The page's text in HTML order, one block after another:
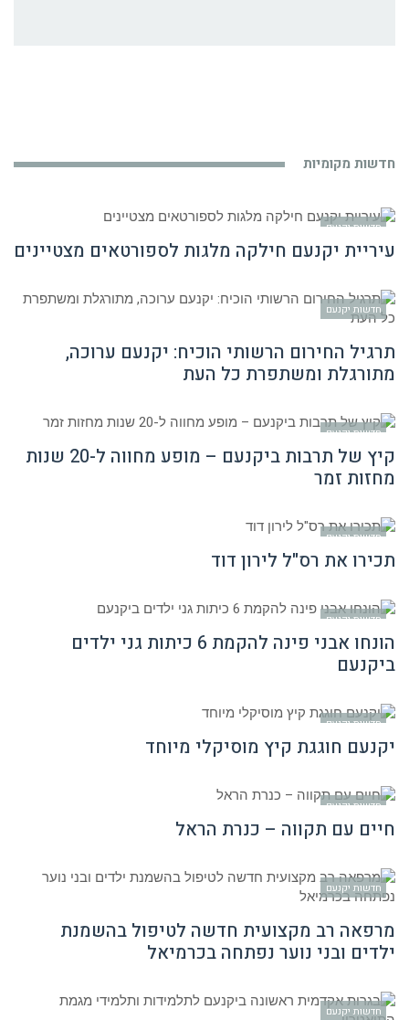
חדשות מקומיות
חדשות יקנעם
עיריית יקנעם חילקה מלגות לספורטאים מצטיינים
חדשות יקנעם
תרגיל החירום הרשותי הוכיח: יקנעם ערוכה,
מתורגלת ומשתפרת כל העת
חדשות יקנעם
קיץ של תרבות ביקנעם – מופע מחווה ל-20 שנות
מחזות זמר
חדשות יקנעם
תכירו את רס"ל לירון דוד
חדשות יקנעם
הונחו אבני פינה להקמת 6 כיתות גני ילדים
ביקנעם
חדשות יקנעם
יקנעם חוגגת קיץ מוסיקלי מיוחד
חדשות יקנעם
חיים עם תקווה – כנרת הראל
חדשות יקנעם
מרפאה רב מקצועית חדשה לטיפול בהשמנת
ילדים ובני נוער נפתחה בכרמיאל
חדשות יקנעם